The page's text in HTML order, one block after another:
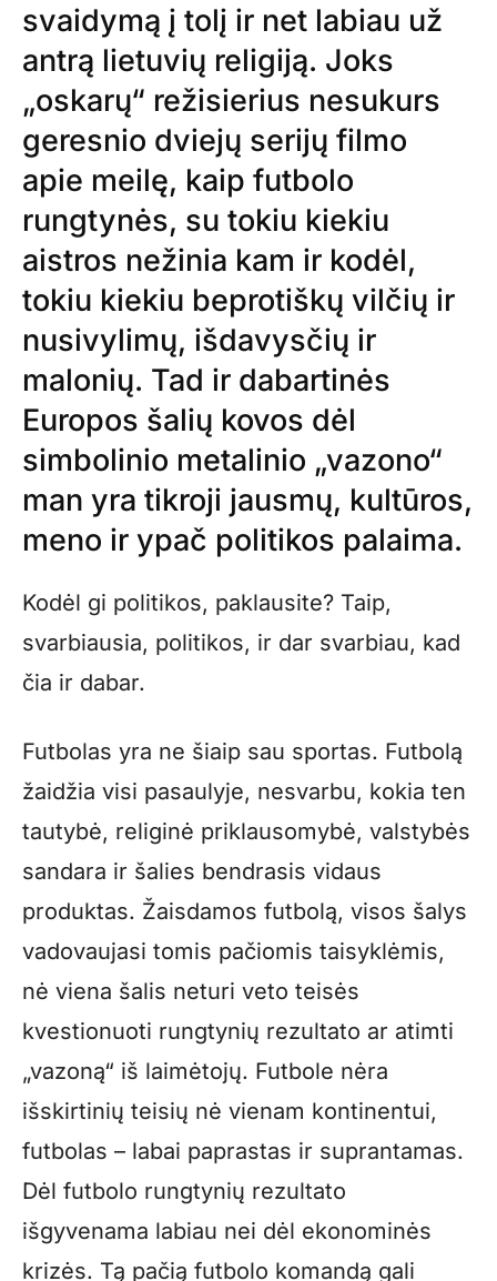
svaidymą į tolį ir net labiau už
antrą lietuvių religiją. Joks
„oskarų“ režisierius nesukurs
geresnio dviejų serijų filmo
apie meilę, kaip futbolo
rungtynės, su tokiu kiekiu
aistros nežinia kam ir kodėl,
tokiu kiekiu beprotiškų vilčių ir
nusivylimų, išdavysčių ir
malonių. Tad ir dabartinės
Europos šalių kovos dėl
simbolinio metalinio „vazono“
man yra tikroji jausmų, kultūros,
meno ir ypač politikos palaima.
Kodėl gi politikos, paklausite? Taip,
svarbiausia, politikos, ir dar svarbiau, kad
čia ir dabar.
Futbolas yra ne šiaip sau sportas. Futbolą
žaidžia visi pasaulyje, nesvarbu, kokia ten
tautybė, religinė priklausomybė, valstybės
sandara ir šalies bendrasis vidaus
produktas. Žaisdamos futbolą, visos šalys
vadovaujasi tomis pačiomis taisyklėmis,
nė viena šalis neturi veto teisės
kvestionuoti rungtynių rezultato ar atimti
„vazoną“ iš laimėtojų. Futbole nėra
išskirtinių teisių nė vienam kontinentui,
futbolas – labai paprastas ir suprantamas.
Dėl futbolo rungtynių rezultato
išgyvenama labiau nei dėl ekonominės
krizės. Tą pačią futbolo komandą gali